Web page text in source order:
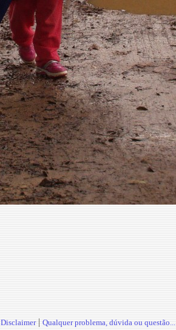
Disclaimer| Qualquer problema, dúvida ou questão...